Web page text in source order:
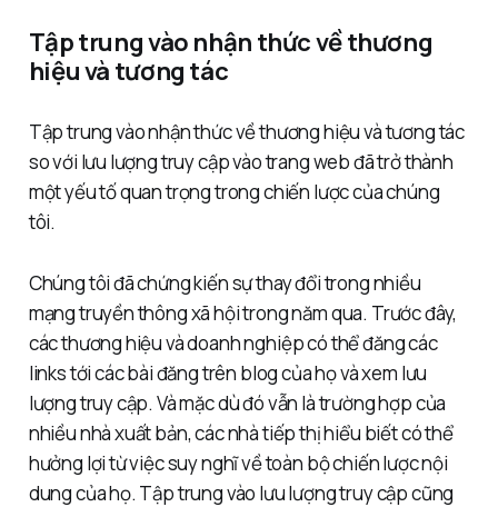
Tập trung vào nhận thức về thương
hiệu và tương tác
Tập trung vào nhận thức về thương hiệu và tương tác
so với lưu lượng truy cập vào trang web đã trở thành
một yếu tố quan trọng trong chiến lược của chúng
tôi.
Chúng tôi đã chứng kiến ​​sự thay đổi trong nhiều
mạng truyền thông xã hội trong năm qua. Trước đây,
các thương hiệu và doanh nghiệp có thể đăng các
links tới các bài đăng trên blog của họ và xem lưu
lượng truy cập. Và mặc dù đó vẫn là trường hợp của
nhiều nhà xuất bản, các nhà tiếp thị hiểu biết có thể
hưởng lợi từ việc suy nghĩ về toàn bộ chiến lược nội
dung của họ. Tập trung vào lưu lượng truy cập cũng